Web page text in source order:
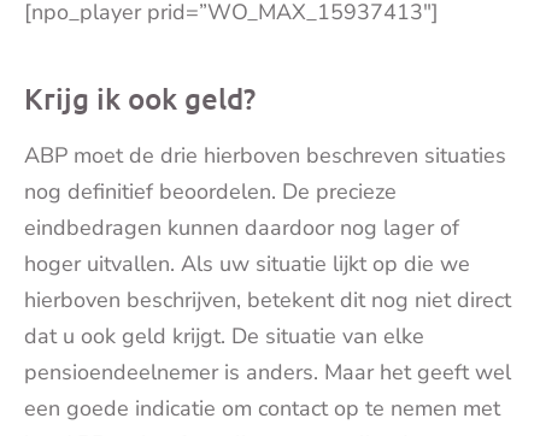
[npo_player prid=”WO_MAX_15937413″]
Krijg ik ook geld?
ABP moet de drie hierboven beschreven situaties
nog definitief beoordelen. De precieze
eindbedragen kunnen daardoor nog lager of
hoger uitvallen. Als uw situatie lijkt op die we
hierboven beschrijven, betekent dit nog niet direct
dat u ook geld krijgt. De situatie van elke
pensioendeelnemer is anders. Maar het geeft wel
een goede indicatie om contact op te nemen met